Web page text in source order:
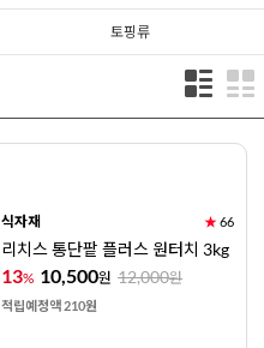
토핑류
식자재 ★66
리치스 통단팥 플러스 원터치 3kg
13% 10,500원 12,000원
적립예정액 210원